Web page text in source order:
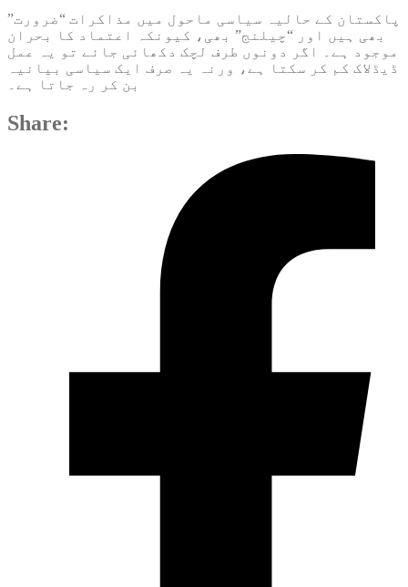
پاکستان کے حالیہ سیاسی ماحول میں مذاکرات “ضرورت”
بھی ہیں اور “چیلنج” بھی، کیونکہ اعتماد کا بحران
موجود ہے۔ اگر دونوں طرف لچک دکھائی جائے تو یہ عمل
ڈیڈلاک کم کر سکتا ہے، ورنہ یہ صرف ایک سیاسی بیانیہ
بن کر رہ جاتا ہے۔
Share: